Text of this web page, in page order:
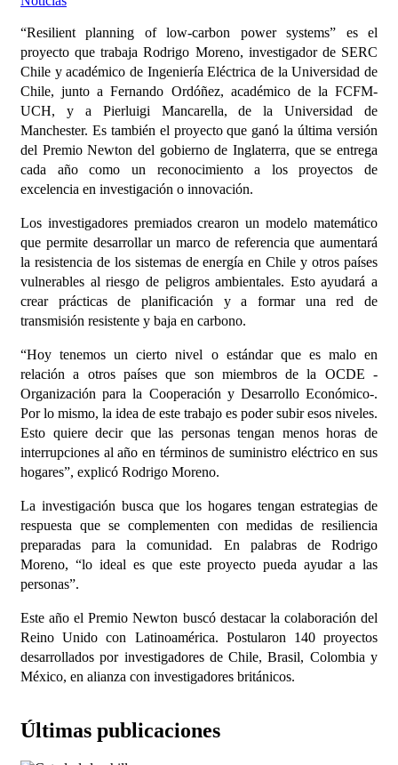
“Resilient planning of low-carbon power systems” es el
proyecto que trabaja Rodrigo Moreno, investigador de SERC
Chile y académico de Ingeniería Eléctrica de la Universidad de
Chile, junto a Fernando Ordóñez, académico de la FCFM-
UCH, y a Pierluigi Mancarella, de la Universidad de
Manchester. Es también el proyecto que ganó la última versión
del Premio Newton del gobierno de Inglaterra, que se entrega
cada año como un reconocimiento a los proyectos de
excelencia en investigación o innovación.
Los investigadores premiados crearon un modelo matemático
que permite desarrollar un marco de referencia que aumentará
la resistencia de los sistemas de energía en Chile y otros países
vulnerables al riesgo de peligros ambientales. Esto ayudará a
crear prácticas de planificación y a formar una red de
transmisión resistente y baja en carbono.
“Hoy tenemos un cierto nivel o estándar que es malo en
relación a otros países que son miembros de la OCDE -
Organización para la Cooperación y Desarrollo Económico-.
Por lo mismo, la idea de este trabajo es poder subir esos niveles.
Esto quiere decir que las personas tengan menos horas de
interrupciones al año en términos de suministro eléctrico en sus
hogares”, explicó Rodrigo Moreno.
La investigación busca que los hogares tengan estrategias de
respuesta que se complementen con medidas de resiliencia
preparadas para la comunidad. En palabras de Rodrigo
Moreno, “lo ideal es que este proyecto pueda ayudar a las
personas”.
Este año el Premio Newton buscó destacar la colaboración del
Reino Unido con Latinoamérica. Postularon 140 proyectos
desarrollados por investigadores de Chile, Brasil, Colombia y
México, en alianza con investigadores británicos.
Últimas publicaciones